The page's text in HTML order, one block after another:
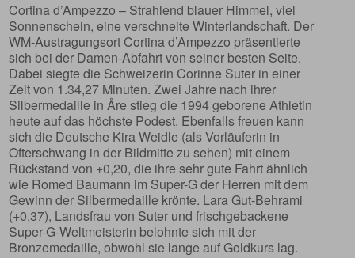
Cortina d’Ampezzo – Strahlend blauer Himmel, viel
Sonnenschein, eine verschneite Winterlandschaft. Der
WM-Austragungsort Cortina d’Ampezzo präsentierte
sich bei der Damen-Abfahrt von seiner besten Seite.
Dabei siegte die Schweizerin Corinne Suter in einer
Zeit von 1.34,27 Minuten. Zwei Jahre nach ihrer
Silbermedaille in Åre stieg die 1994 geborene Athletin
heute auf das höchste Podest. Ebenfalls freuen kann
sich die Deutsche Kira Weidle (als Vorläuferin in
Ofterschwang in der Bildmitte zu sehen) mit einem
Rückstand von +0,20, die ihre sehr gute Fahrt ähnlich
wie Romed Baumann im Super-G der Herren mit dem
Gewinn der Silbermedaille krönte. Lara Gut-Behrami
(+0,37), Landsfrau von Suter und frischgebackene
Super-G-Weltmeisterin belohnte sich mit der
Bronzemedaille, obwohl sie lange auf Goldkurs lag.